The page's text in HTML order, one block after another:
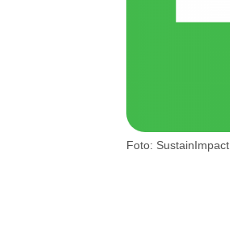
Foto: SustainImpact